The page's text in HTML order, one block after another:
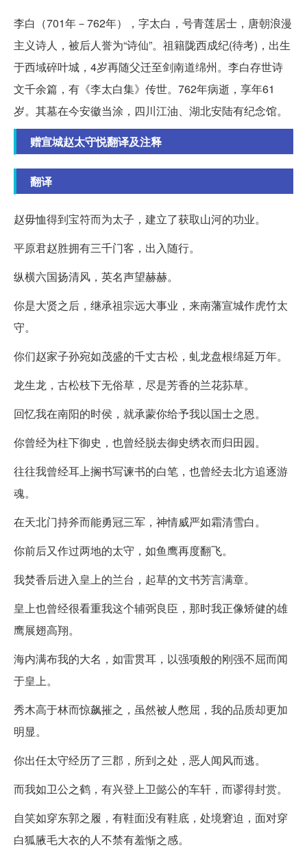
李白（701年－762年），字太白，号青莲居士，唐朝浪漫
主义诗人，被后人誉为“诗仙”。祖籍陇西成纪(待考)，出生
于西域碎叶城，4岁再随父迁至剑南道绵州。李白存世诗
文千余篇，有《李太白集》传世。762年病逝，享年61
岁。其墓在今安徽当涂，四川江油、湖北安陆有纪念馆。
赠宣城赵太守悦翻译及注释
翻译
赵毋恤得到宝符而为太子，建立了获取山河的功业。
平原君赵胜拥有三千门客，出入随行。
纵横六国扬清风，英名声望赫赫。
你是大贤之后，继承祖宗远大事业，来南藩宣城作虎竹太
守。
你们赵家子孙宛如茂盛的千丈古松，虬龙盘根绵延万年。
龙生龙，古松枝下无俗草，尽是芳香的兰花荪草。
回忆我在南阳的时侯，就承蒙你给予我以国士之恩。
你曾经为柱下御史，也曾经脱去御史绣衣而归田园。
往往我曾经耳上搁书写谏书的白笔，也曾经去北方追逐游
魂。
在天北门持斧而能勇冠三军，神情威严如霜清雪白。
你前后又作过两地的太守，如鱼鹰再度翻飞。
我焚香后进入皇上的兰台，起草的文书芳言满章。
皇上也曾经很看重我这个辅弼良臣，那时我正像矫健的雄
鹰展翅高翔。
海内满布我的大名，如雷贯耳，以强项般的刚强不屈而闻
于皇上。
秀木高于林而惊飙摧之，虽然被人憋屈，我的品质却更加
明显。
你出任太守经历了三郡，所到之处，恶人闻风而逃。
而我如卫公之鹤，有兴登上卫懿公的车轩，而谬得封赏。
自笑如穿东郭之履，有鞋面没有鞋底，处境窘迫，面对穿
白狐腋毛大衣的人不禁有羞惭之感。